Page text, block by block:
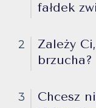
fałdek
2
Zależy
brzucha?
3
Chcesz